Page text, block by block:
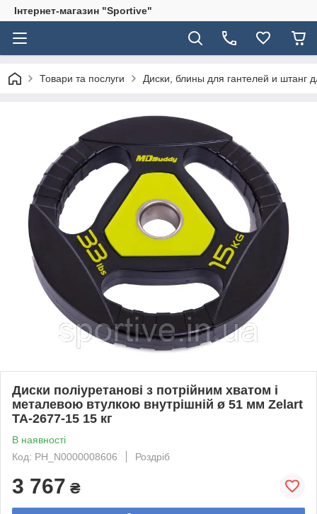
Інтернет-магазин "Sportive"
Товари та послуги Диски, блины для гантелей и штанг
Диски поліуретанові з потрійним хватом і
металевою втулкою внутрішній ø 51 мм Zelart
TA-2677-15 15 кг
В наявності
Код: PH_N0000008606
Роздріб
3 767 ₴